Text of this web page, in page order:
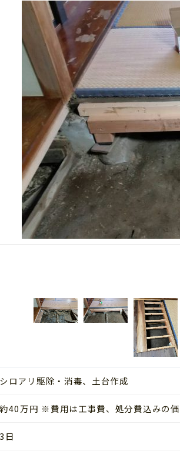
シロアリ駆除・消毒、土台作成
約40万円 ※費用は工事費、処分費込みの価
3日